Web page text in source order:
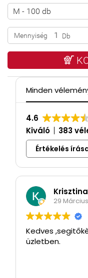
Mennyiség Db
Minden
4.6
Kiváló
383
Értékelés
29
Kedves
üzletben.